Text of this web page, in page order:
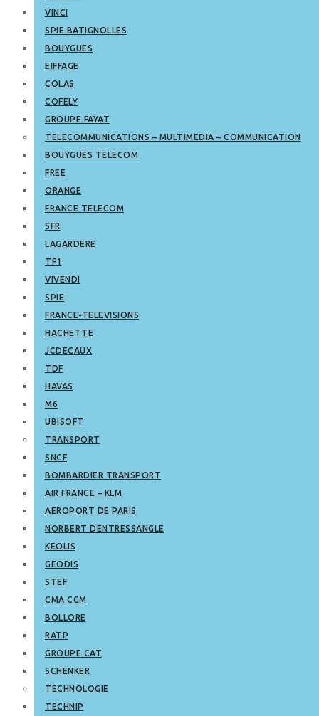
VINCI
SPIE BATIGNOLLES
BOUYGUES
EIFFAGE
COLAS
COFELY
GROUPE FAYAT
TELECOMMUNICATIONS – MULTIMEDIA – COMMUNICATION
BOUYGUES TELECOM
FREE
ORANGE
FRANCE TELECOM
SFR
LAGARDERE
TF1
VIVENDI
SPIE
FRANCE-TELEVISIONS
HACHETTE
JCDECAUX
TDF
HAVAS
M6
UBISOFT
TRANSPORT
SNCF
BOMBARDIER TRANSPORT
AIR FRANCE – KLM
AEROPORT DE PARIS
NORBERT DENTRESSANGLE
KEOLIS
GEODIS
STEF
CMA CGM
BOLLORE
RATP
GROUPE CAT
SCHENKER
TECHNOLOGIE
TECHNIP